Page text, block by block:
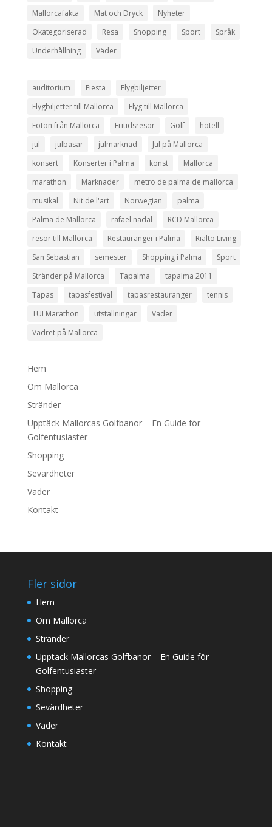
Mallorcafakta
Mat och Dryck
Nyheter
Okategoriserad
Resa Shopping Sport
Språk
Underhållning
Väder
auditorium Fiesta
Flygbiljetter
Flygbiljetter till Mallorca
Flyg till Mallorca
Foton från Mallorca
Fritidsresor Golf
hotell
jul
julbasar julmarknad
Jul på Mallorca
konsert
Konserter i Palma konst
Mallorca
marathon
Marknader
metro de palma de mallorca
musikal
Nit de l'art Norwegian
palma
Palma de Mallorca
rafael nadal
RCD Mallorca
resor till Mallorca
Restauranger i Palma
Rialto Living
San Sebastian
semester Shopping i Palma
Sport
Stränder på Mallorca
Tapalma
tapalma 2011
Tapas
tapasfestival tapasrestauranger
tennis
TUI Marathon
utställningar
Väder
Vädret på Mallorca
Hem
Om Mallorca
Stränder
Upptäck Mallorcas Golfbanor – En Guide för
Golfentusiaster
Shopping
Sevärdheter
Väder
Kontakt
Fler sidor
Hem
Om Mallorca
Stränder
Upptäck Mallorcas Golfbanor – En Guide för
Golfentusiaster
Shopping
Sevärdheter
Väder
Kontakt